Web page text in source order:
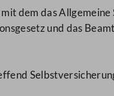
dem das
und das